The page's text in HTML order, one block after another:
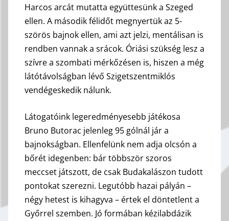
Harcos arcát mutatta együttesünk a Szeged
ellen. A második félidőt megnyertük az 5-
szörös bajnok ellen, ami azt jelzi, mentálisan is
rendben vannak a srácok. Óriási szükség lesz a
szívre a szombati mérkőzésen is, hiszen a még
látótávolságban lévő Szigetszentmiklós
vendégeskedik nálunk.
Látogatóink legeredményesebb játékosa
Bruno Butorac jelenleg 95 gólnál jár a
bajnokságban. Ellenfelünk nem adja olcsón a
bőrét idegenben: bár többször szoros
meccset játszott, de csak Budakalászon tudott
pontokat szerezni. Legutóbb hazai pályán –
négy hetest is kihagyva – értek el döntetlent a
Győrrel szemben. Jó formában kézilabdázik